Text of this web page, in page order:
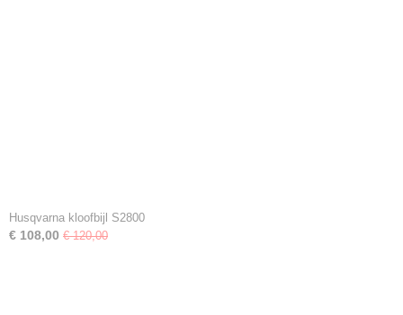
Husqvarna kloofbijl S2800
€ 108,00 € 120,00